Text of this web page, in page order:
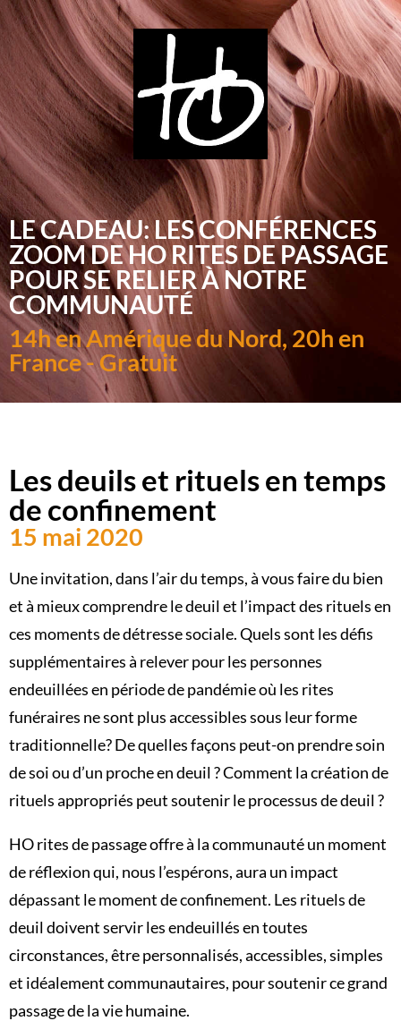
LE CADEAU: LES CONFÉRENCES
ZOOM DE HO RITES DE PASSAGE
POUR SE RELIER À NOTRE
COMMUNAUTÉ
14h en Amérique du Nord, 20h en
France - Gratuit
Les deuils et rituels en temps
de confinement
15 mai 2020
Une invitation, dans l’air du temps, à vous faire du bien
et à mieux comprendre le deuil et l’impact des rituels en
ces moments de détresse sociale. Quels sont les défis
supplémentaires à relever pour les personnes
endeuillées en période de pandémie où les rites
funéraires ne sont plus accessibles sous leur forme
traditionnelle? De quelles façons peut-on prendre soin
de soi ou d’un proche en deuil ? Comment la création de
rituels appropriés peut soutenir le processus de deuil ?
HO rites de passage offre à la communauté un moment
de réflexion qui, nous l’espérons, aura un impact
dépassant le moment de confinement. Les rituels de
deuil doivent servir les endeuillés en toutes
circonstances, être personnalisés, accessibles, simples
et idéalement communautaires, pour soutenir ce grand
passage de la vie humaine.